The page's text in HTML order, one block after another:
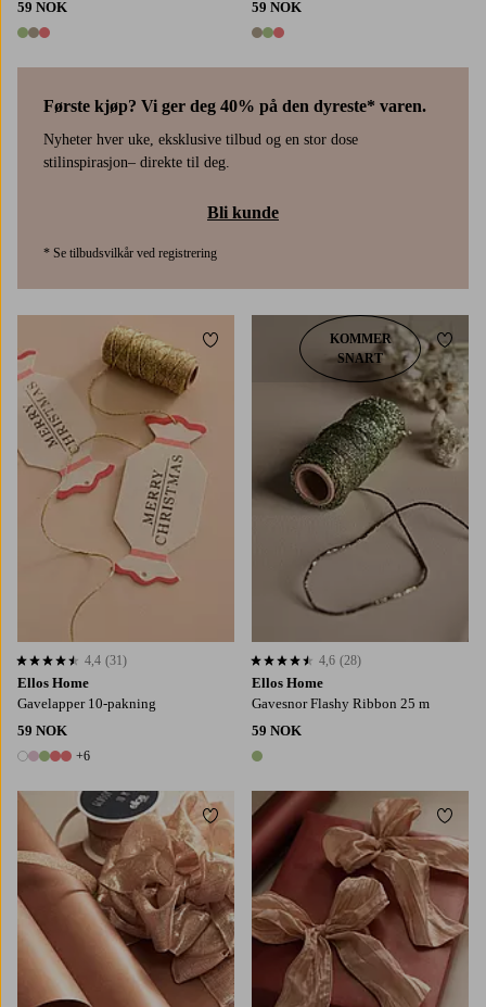
59 NOK
3 farger
59 NOK
3 farger
Første kjøp? Vi ger deg 40% på den dyreste* varen.
Nyheter hver uke, eksklusive tilbud og en stor dose
stilinspirasjon– direkte til deg.
Bli kunde
* Se tilbudsvilkår ved registrering
Ellos Home
Gavelapper 10-pakning
59 NOK
11 farger
+6
4,4 basert på 31 karaktergivninger
4,4 (31)
Legg til favoritter
Ellos Home
Gavesnor Flashy Ribbon 25 m
59 NOK
1 farge
4,6 basert på 28 karaktergivninger
4,6 (28)
KOMMER
SNART
Legg til favoritter